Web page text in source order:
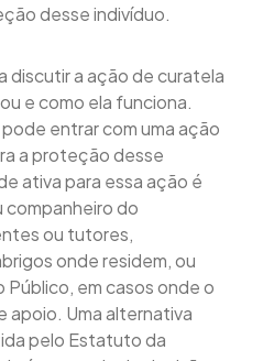
desse indivíduo.
discutir a ação de curatela
e como ela funciona.
entrar com uma ação
a proteção desse
ativa para essa ação é
do
ou tutores,
onde residem, ou
em casos onde o
apoio. Uma alternativa
pelo Estatuto da